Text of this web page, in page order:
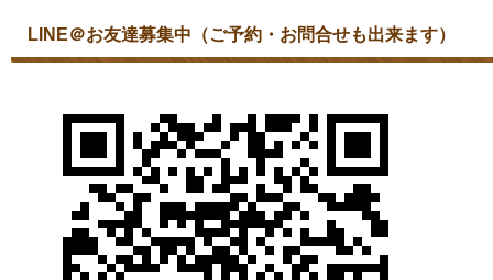
LINE＠お友達募集中（ご予約・お問合せも出来ます）